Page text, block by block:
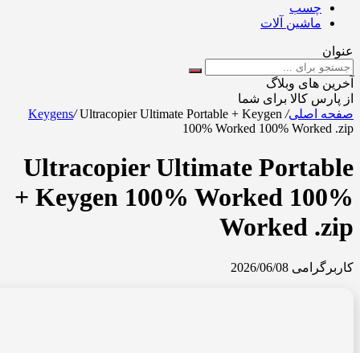
چسب
ماشین آلات
عنوان
آخرین های وبلاگ
از پارس کالا برای شما
صفحه اصلی/
Keygens/ Ultracopier Ultimate Portable + Keygen
100% Worked 100% Worked .zip
Ultracopier Ultimate Portable
+ Keygen 100% Worked 100%
Worked .zip
کاربرگرامی 2026/06/08